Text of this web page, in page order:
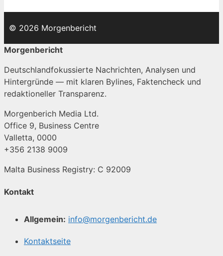
© 2026 Morgenbericht
Morgenbericht
Deutschlandfokussierte Nachrichten, Analysen und
Hintergründe — mit klaren Bylines, Faktencheck und
redaktioneller Transparenz.
Morgenberich Media Ltd.
Office 9, Business Centre
Valletta, 0000
+356 2138 9009
Malta Business Registry: C 92009
Kontakt
Allgemein: info@morgenbericht.de
Kontaktseite